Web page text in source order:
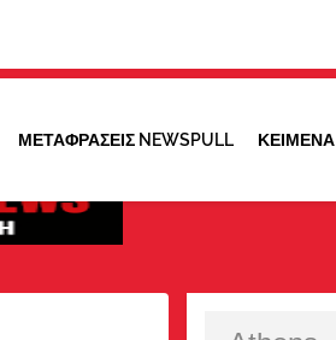
ΜΕΤΑΦΡΑΣΕΙΣ NEWSPULL ΚΕΙΜΕΝΑ
θέματά